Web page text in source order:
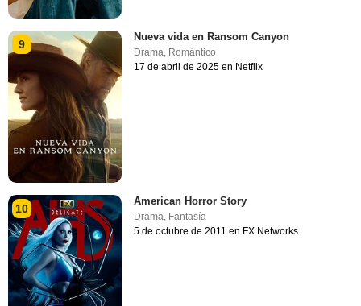
9
Nueva vida en Ransom Canyon
Drama, Romántico
17 de abril de 2025 en Netflix
10
American Horror Story
Drama Fantasía
5 de octubre de 2011 en FX Networks